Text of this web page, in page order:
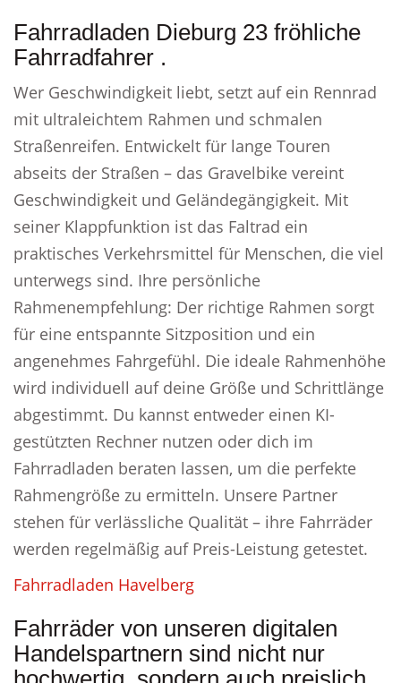
Fahrradladen Dieburg 23 fröhliche
Fahrradfahrer .
Wer Geschwindigkeit liebt, setzt auf ein Rennrad
mit ultraleichtem Rahmen und schmalen
Straßenreifen. Entwickelt für lange Touren
abseits der Straßen – das Gravelbike vereint
Geschwindigkeit und Geländegängigkeit. Mit
seiner Klappfunktion ist das Faltrad ein
praktisches Verkehrsmittel für Menschen, die viel
unterwegs sind. Ihre persönliche
Rahmenempfehlung: Der richtige Rahmen sorgt
für eine entspannte Sitzposition und ein
angenehmes Fahrgefühl. Die ideale Rahmenhöhe
wird individuell auf deine Größe und Schrittlänge
abgestimmt. Du kannst entweder einen KI-
gestützten Rechner nutzen oder dich im
Fahrradladen beraten lassen, um die perfekte
Rahmengröße zu ermitteln. Unsere Partner
stehen für verlässliche Qualität – ihre Fahrräder
werden regelmäßig auf Preis-Leistung getestet.
Fahrradladen Havelberg
Fahrräder von unseren digitalen
Handelspartnern sind nicht nur